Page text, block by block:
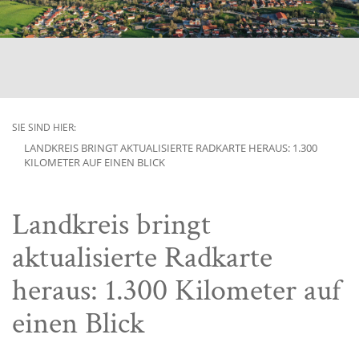
SIE SIND HIER:
LANDKREIS BRINGT AKTUALISIERTE RADKARTE HERAUS: 1.300
KILOMETER AUF EINEN BLICK
Landkreis bringt
aktualisierte Radkarte
heraus: 1.300 Kilometer auf
einen Blick